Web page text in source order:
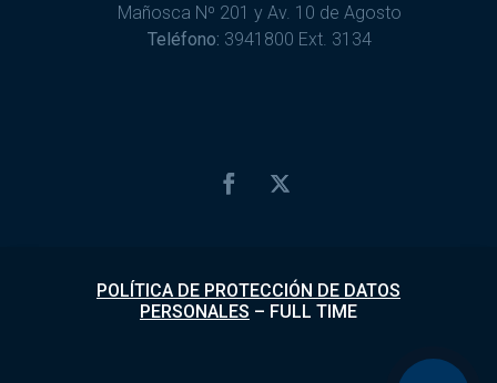
Mañosca Nº 201 y Av. 10 de Agosto
Teléfono: 3941800 Ext. 3134
POLÍTICA DE PROTECCIÓN DE DATOS
PERSONALES – FULL TIME